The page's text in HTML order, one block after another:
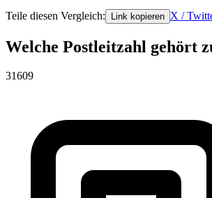
Teile diesen Vergleich: Link kopieren X /
Welche Postleitzahl gehört
31609